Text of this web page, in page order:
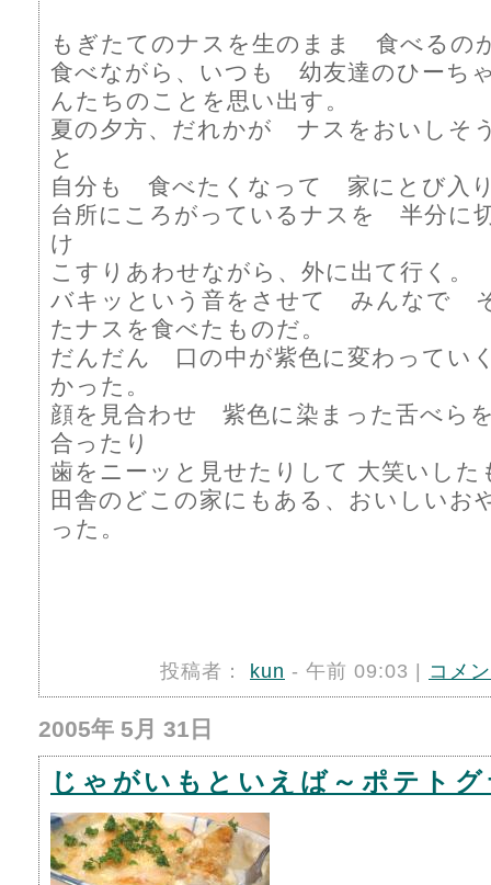
もぎたてのナスを生のまま 食べるの
食べながら、いつも 幼友達のひーち
んたちのことを思い出す。
夏の夕方、だれかが ナスをおいしそ
と
自分も 食べたくなって 家にとび入
台所にころがっているナスを 半分に
け
こすりあわせながら、外に出て行く。
バキッという音をさせて みんなで
たナスを食べたものだ。
だんだん 口の中が紫色に変わってい
かった。
顔を見合わせ 紫色に染まった舌べら
合ったり
歯をニーッと見せたりして 大笑いした
田舎のどこの家にもある、おいしいお
った。
投稿者： kun - 午前 09:03 | コメ
2005年 5月 31日
じゃがいもといえば～ポテト